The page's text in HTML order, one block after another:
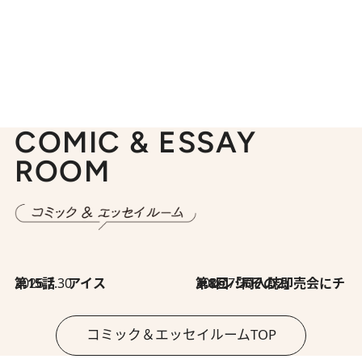
COMIC & ESSAY
ROOM
2026.7.30
第15話 アイス 2026.7.30
第8回「同人誌即売会にチャレンジ その2」
コミック＆エッセイルームTOP